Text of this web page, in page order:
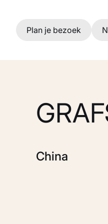
Ga naar
Plan je bezoek
China